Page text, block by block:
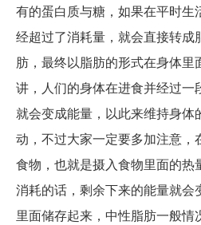
有的蛋白质与糖，如果在平时生
经超过了消耗量，就会直接转成
肪，最终以脂肪的形式在身体里
讲，人们的身体在进食并经过一
就会变成能量，以此来维持身体
动，不过大家一定要多加注意，
食物，也就是摄入食物里面的热
消耗的话，剩余下来的能量就会
里面储存起来，中性脂肪一般